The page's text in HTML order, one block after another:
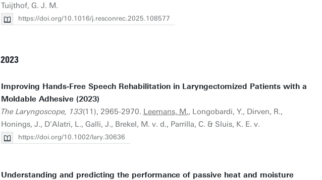
Tuijthof, G. J. M.
https://doi.org/10.1016/j.resconrec.2025.108577
2023
Improving Hands‐Free Speech Rehabilitation in Laryngectomized Patients with a
Moldable Adhesive (2023)
The Laryngoscope, 133(11), 2965-2970. Leemans, M., Longobardi, Y., Dirven, R.,
Honings, J., D'Alatri, L., Galli, J., Brekel, M. v. d., Parrilla, C. & Sluis, K. E. v.
https://doi.org/10.1002/lary.30636
Understanding and predicting the performance of passive heat and moisture